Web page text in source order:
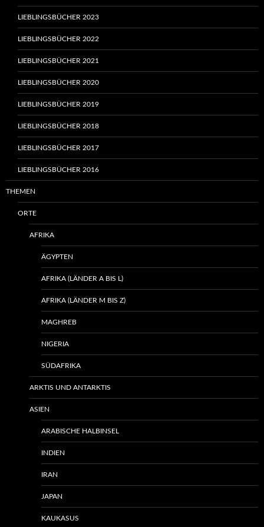
LIEBLINGSBÜCHER 2023
LIEBLINGSBÜCHER 2022
LIEBLINGSBÜCHER 2021
LIEBLINGSBÜCHER 2020
LIEBLINGSBÜCHER 2019
LIEBLINGSBÜCHER 2018
LIEBLINGSBÜCHER 2017
LIEBLINGSBÜCHER 2016
THEMEN
ORTE
AFRIKA
ÄGYPTEN
AFRIKA (LÄNDER A BIS L)
AFRIKA (LÄNDER M BIS Z)
MAGHREB
NIGERIA
SÜDAFRIKA
ARKTIS UND ANTARKTIS
ASIEN
ARABISCHE HALBINSEL
INDIEN
IRAN
JAPAN
KAUKASUS